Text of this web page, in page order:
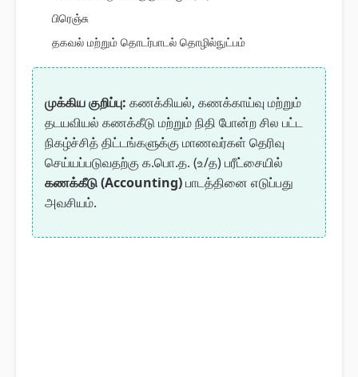
பிரெஞ்சு
தகவல் மற்றும் தொடர்பாடல் தொழில்நுட்பம்
முக்கிய குறிப்பு: கணக்கியல், கணக்காய்வு மற்றும்
தடயவியல் கணக்கீடு மற்றும் நிதி போன்ற சில பட்ட
நிகழ்ச்சித் திட்டங்களுக்கு மாணவர்கள் தெரிவு
செய்யப்படுவதற்கு க.பொ.த. (உ/த) பரீட்சையில்
கணக்கீடு (Accounting)பாடத்தினை எடுப்பது
அவசியம்.